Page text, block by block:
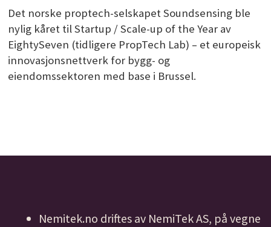
Det norske proptech-selskapet Soundsensing ble
nylig kåret til Startup / Scale-up of the Year av
EightySeven (tidligere PropTech Lab) – et europeisk
innovasjonsnettverk for bygg- og
eiendomssektoren med base i Brussel.
Nemitek.no driftes av NemiTek AS, på vegne